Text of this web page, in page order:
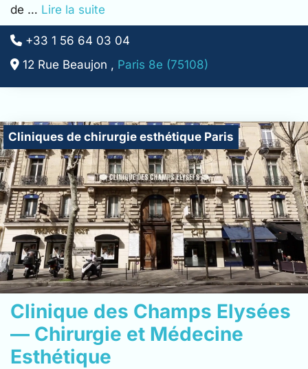
de … Lire la suite
+33 1 56 64 03 04
12 Rue Beaujon , Paris 8e (75108)
Cliniques de chirurgie esthétique Paris
Clinique des Champs Elysées
— Chirurgie et Médecine
Esthétique